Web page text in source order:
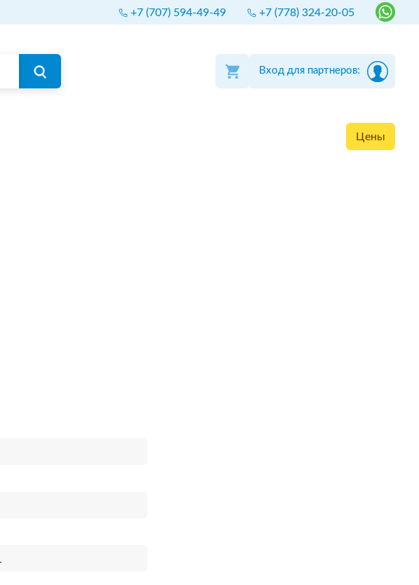
+7 (707) 594-49-49 +7 (778) 324-20-05
Вход для партнеров:
Цены